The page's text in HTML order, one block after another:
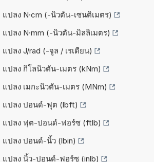
แปลง N·cm (-นิวตัน-เซนติเมตร)
แปลง N·mm (-นิวตัน-มิลลิเมตร)
แปลง J/rad (-จูล / เรเดียน)
แปลง กิโลนิวตัน-เมตร (kNm)
แปลง เมกะนิวตัน-เมตร (MNm)
แปลง ปอนด์-ฟุต (lbft)
: แปลง ฟุต-ปอนด์-ฟอร์ซ (ftlb)
แปลง ปอนด์-นิ้ว (lbin)
แปลง นิ้ว-ปอนด์-ฟอร์ซ (inlb)